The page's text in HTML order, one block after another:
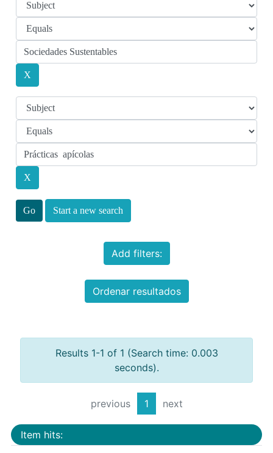
Start a new search
Add filters:
Ordenar resultados
Results 1-1 of 1 (Search time: 0.003
seconds).
previous 1 next
Item hits: